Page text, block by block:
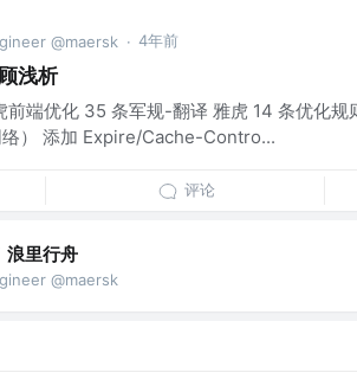
@maersk · 4年前
浅析
前端优化 35 条军规-翻译 雅虎 14 条优化规
） 添加 Expire/Cache-Contro...
评论
浪里行舟
@maersk